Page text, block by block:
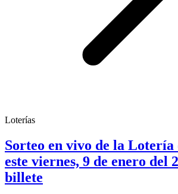
Loterías
Sorteo en vivo de la
este viernes, 9 de enero del
billete